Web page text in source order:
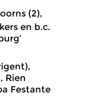
(2),
en b.c.
Rien
Festante